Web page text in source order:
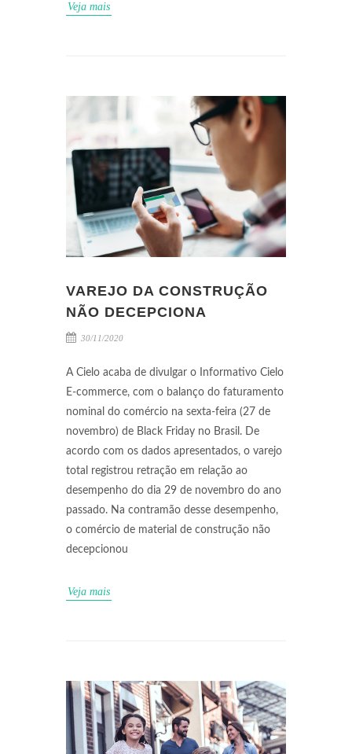
Veja mais
VAREJO DA CONSTRUÇÃO
NÃO DECEPCIONA
30/11/2020
A Cielo acaba de divulgar o Informativo Cielo
E-commerce, com o balanço do faturamento
nominal do comércio na sexta-feira (27 de
novembro) de Black Friday no Brasil. De
acordo com os dados apresentados, o varejo
total registrou retração em relação ao
desempenho do dia 29 de novembro do ano
passado. Na contramão desse desempenho,
o comércio de material de construção não
decepcionou
Veja mais